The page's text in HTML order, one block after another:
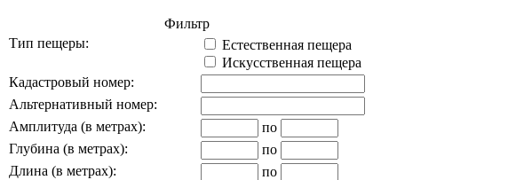
Фильтр
Тип пещеры:
Естественная пещера
Искусственная пещера
Кадастровый номер:
Альтернативный номер:
Амплитуда (в метрах):
по
Глубина (в метрах):
по
Длина (в метрах):
по